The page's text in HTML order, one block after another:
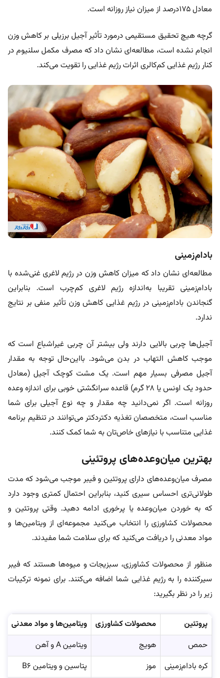
معادل ۱۷۵درصد از میزان نیاز روزانه است.
گرچه هیچ تحقیق مستقیمی درمورد تأثیر آجیل برزیلی بر کاهش وزن
انجام نشده است، مطالعه‌ای نشان داد که مصرف مکمل سلنیوم در
کنار رژیم غذایی کم‌کالری اثرات رژیم غذایی را تقویت می‌کند.
بادام‌زمینی
مطالعه‌ای نشان داد که میزان کاهش وزن در رژیم لاغری غنی‌شده با
بادام‌زمینی تقریبا به‌اندازه رژیم لاغری کم‌چرب است. بنابراین
گنجاندن بادام‌زمینی در رژیم غذایی کاهش وزن تأثیر منفی بر نتایج
ندارد.
آجیل‌ها چربی بالایی دارند ولی بیشتر آن چربی غیراشباع است که
موجب کاهش التهاب در بدن می‌شود. با‌این‌حال توجه به مقدار
آجیل مصرفی بسیار مهم است. یک مشت کوچک آجیل (معادل
حدود یک اونس یا ۲۸ گرم) قاعده سرانگشتی خوبی برای اندازه وعده
روزانه است. اگر نمی‌دانید چه مقدار و چه نوع آجیلی برای شما
مناسب است، متخصصان تغذیه دکتردکتر می‌توانند در تنظیم برنامه
غذایی متناسب با نیازهای خاص‌تان به شما کمک کنند.
بهترین میان‌وعده‌های پروتئینی
مصرف میان‌وعده‌های دارای پروتئین و فیبر موجب می‌شود که مدت
طولانی‌تری احساس سیری کنید، بنابراین احتمال کمتری وجود دارد
که به خوردن میان‌وعده یا پرخوری ادامه دهید. وقتی پروتئین و
محصولات کشاورزی را انتخاب می‌کنید مجموعه‌ای از ویتامین‌ها و
مواد معدنی را دریافت می‌کنید که برای سلامت شما مفیدند.
منظور از محصولات کشاورزی، سبزیجات و میوه‌ها هستند که فیبر
سیرکننده را به رژیم غذایی شما اضافه می‌کنند. برای نمونه ترکیبات
زیر را در نظر بگیرید:
پروتئین محصولات کشاورزی
ویتامین‌ها و مواد معدنی
حمص
هویج
ویتامین A و آهن
کره بادام‌زمینی
موز پتاسین و ویتامین B6